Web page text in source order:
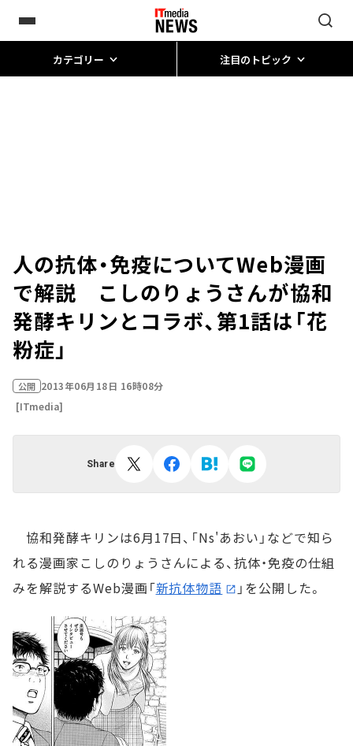
カテゴリー 注目のトピック
人の抗体・免疫についてWeb漫画
で解説 こしのりょうさんが協和
発酵キリンとコラボ、第1話は「花
粉症」
公開 2013年06月18日 16時08分
[ITmedia]
Share
協和発酵キリンは6月17日、「Ns'あおい」などで知ら
れる漫画家こしのりょうさんによる、抗体・免疫の仕組
みを解説するWeb漫画「新抗体物語 」を公開した。